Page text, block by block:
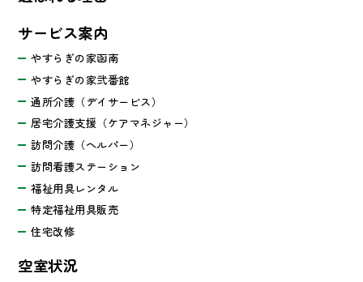
サービス案内
やすらぎの家函南
やすらぎの家弐番館
通所介護（デイサービス）
居宅介護支援（ケアマネジャー）
訪問介護（ヘルパー）
訪問看護ステーション
福祉用具レンタル
特定福祉用具販売
住宅改修
空室状況